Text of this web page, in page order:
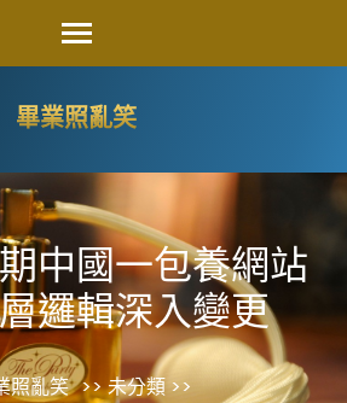
畢業照亂笑
中國一包養網站
邏輯深入變更
照亂笑 >> 未分類 >>